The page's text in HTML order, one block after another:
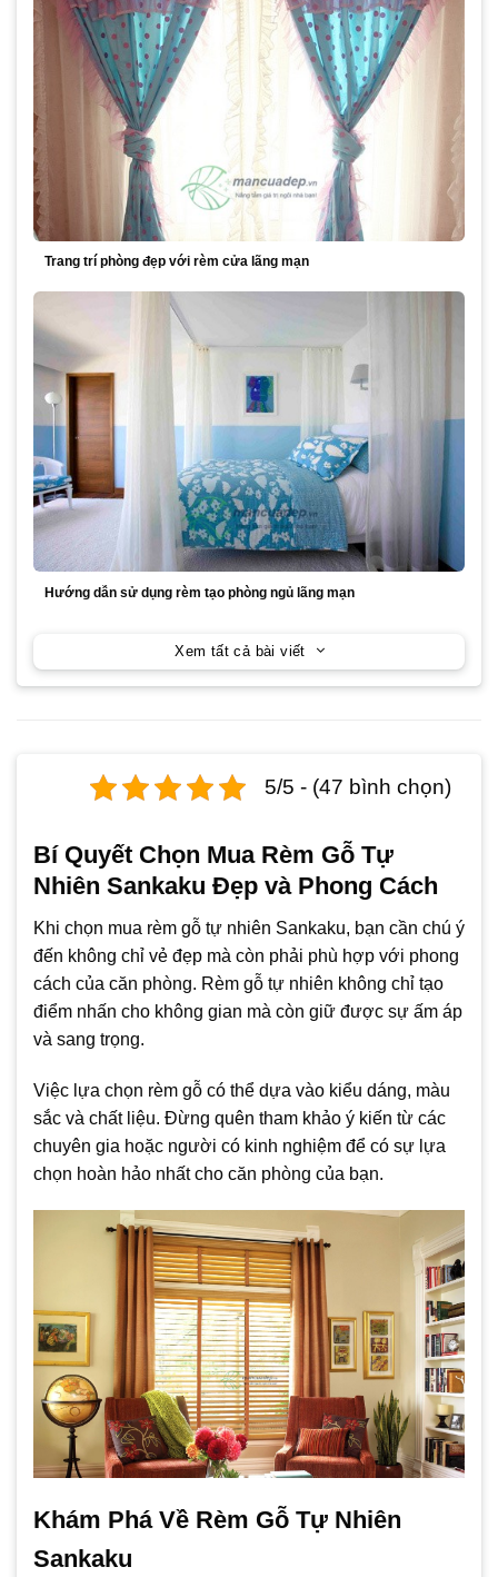
5/5 - (47 bình chọn)
Bí Quyết Chọn Mua Rèm Gỗ Tự
Nhiên Sankaku Đẹp và Phong Cách
Khi chọn mua rèm gỗ tự nhiên Sankaku, bạn cần chú ý
đến không chỉ vẻ đẹp mà còn phải phù hợp với phong
cách của căn phòng. Rèm gỗ tự nhiên không chỉ tạo
điểm nhấn cho không gian mà còn giữ được sự ấm áp
và sang trọng.
Việc lựa chọn rèm gỗ có thể dựa vào kiểu dáng, màu
sắc và chất liệu. Đừng quên tham khảo ý kiến từ các
chuyên gia hoặc người có kinh nghiệm để có sự lựa
chọn hoàn hảo nhất cho căn phòng của bạn.
Khám Phá Về Rèm Gỗ Tự Nhiên
Sankaku
Trang trí phòng đẹp với rèm cửa lãng mạn
Hướng dẫn sử dụng rèm tạo phòng ngủ lãng mạn
Xem tất cả bài viết